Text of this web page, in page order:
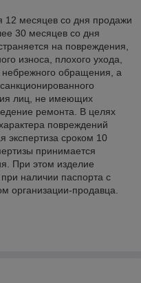
12 месяцев со дня продажи
30 месяцев со дня
на повреждения,
износа, плохого ухода,
небрежного обращения, а
лиц, не имеющих
ремонта. В целях
повреждений
экспертиза сроком 10
принимается
При этом изделие
наличии паспорта с
организации-продавца.